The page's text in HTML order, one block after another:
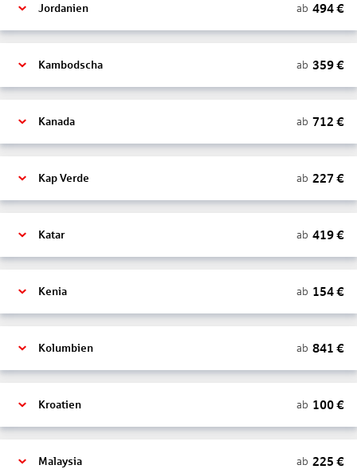
Jordanien ab 494€
Kambodscha ab 359€
Kanada ab 712 €
Kap Verde ab 227 €
Katar ab 419€
Kenia ab 154€
Kolumbien ab 841 €
Kroatien ab 100€
Malaysia ab 225 €